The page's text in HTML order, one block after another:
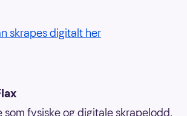
skrapes digitalt her
fysiske og digitale skrapelodd.